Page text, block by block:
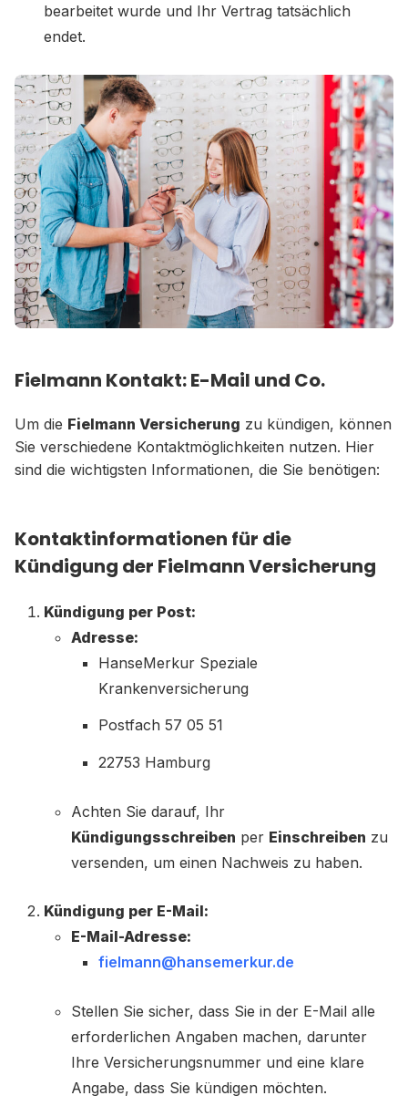
bearbeitet wurde und Ihr Vertrag tatsächlich
endet.
Fielmann Kontakt: E-Mail und Co.
Um die Fielmann Versicherung zu kündigen, können
Sie verschiedene Kontaktmöglichkeiten nutzen. Hier
sind die wichtigsten Informationen, die Sie benötigen:
Kontaktinformationen für die
Kündigung der Fielmann Versicherung
Kündigung per Post:
Adresse:
HanseMerkur Speziale
Krankenversicherung
Postfach 57 05 51
22753 Hamburg
Achten Sie darauf, Ihr
Kündigungsschreiben per Einschreiben zu
versenden, um einen Nachweis zu haben.
Kündigung per E-Mail:
E-Mail-Adresse:
fielmann@hansemerkur.de
Stellen Sie sicher, dass Sie in der E-Mail alle
erforderlichen Angaben machen, darunter
Ihre Versicherungsnummer und eine klare
Angabe, dass Sie kündigen möchten.